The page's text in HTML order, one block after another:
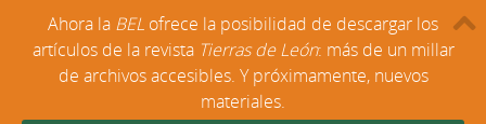
Ahora la BEL ofrece la posibilidad de descargar los
artículos de la revista Tierras de León: más de un millar
de archivos accesibles. Y próximamente, nuevos
materiales.